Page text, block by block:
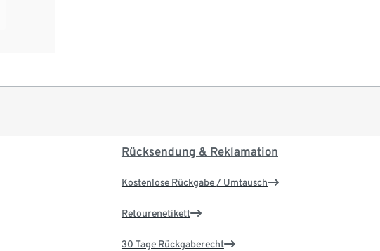
Rücksendung & Reklamation
Kostenlose Rückgabe / Umtausch
Retourenetikett
30 Tage Rückgaberecht